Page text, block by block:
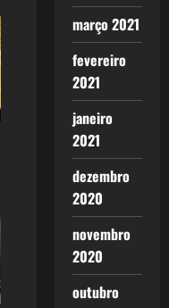
março 2021
fevereiro
2021
janeiro
2021
dezembro
2020
novembro
2020
outubro